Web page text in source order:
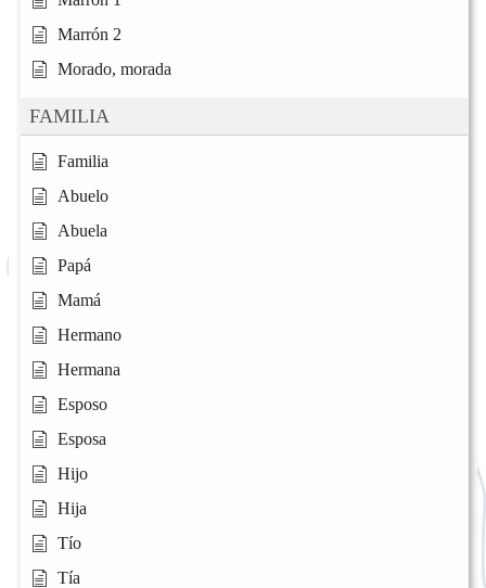
Marrón 2
Morado, morada
FAMILIA
Familia
Abuelo
Abuela
Papá
Mamá
Hermano
Hermana
Esposo
Esposa
Hijo
Hija
Tío
Tía